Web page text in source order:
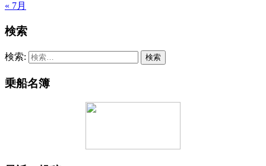
« 7月
検索
検索:
乗船名簿